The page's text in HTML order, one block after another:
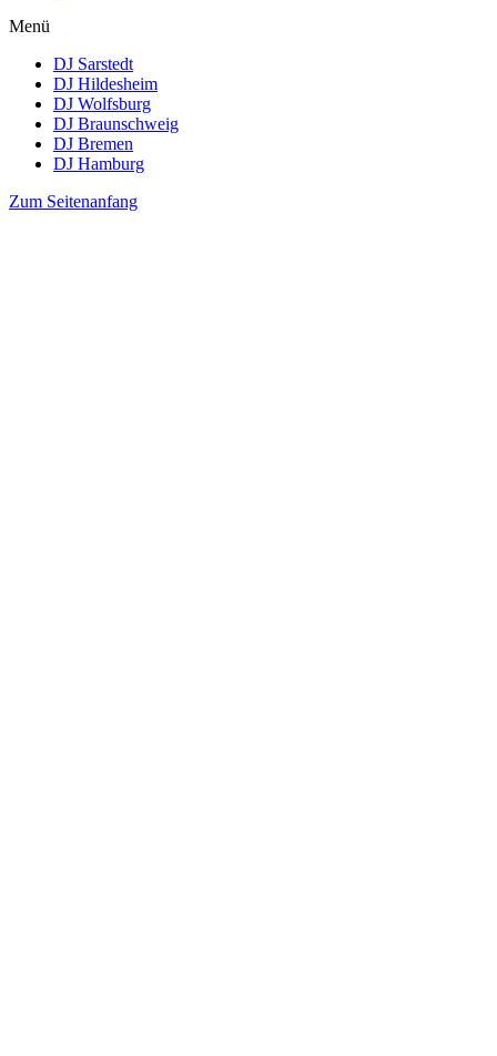
Menü
DJ Sarstedt
DJ Hildesheim
DJ Wolfsburg
DJ Braunschweig
DJ Bremen
DJ Hamburg
Zum Seitenanfang